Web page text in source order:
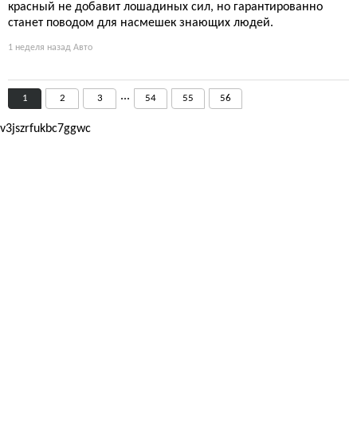
красный не добавит лошадиных сил, но гарантированно
станет поводом для насмешек знающих людей.
1 неделя назад Авто
1 2 3 ... 54 55 56
v3jszrfukbc7ggwc